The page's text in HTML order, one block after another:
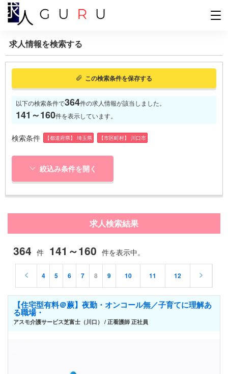
求人情報を検索する
この検索条件を保存する
以下の検索条件で364件の求人情報が該当しました。
141～160件を表示しています。
検索条件 【都道府県】 埼玉県 【市区町村】 川口市
絞込み条件を開く
求人検索結果
364 件 141～160 件を表示中。
4 5 6 7 8 9 10 11 12
【住宅型有料＠蕨】夜勤・オンコール無／子育てに理解あ
る職場・
アスモ介護サービス芝富士（川口） / 正看護師 正社員